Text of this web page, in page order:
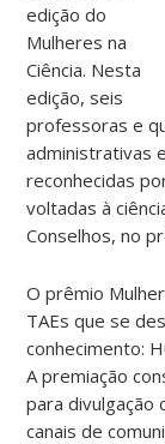
edição do
Mulheres na
Ciência. Nesta
edição, seis
professoras e
administrativas
reconhecidas
voltadas à
Conselhos, no
O prêmio
TAEs que se
conhecimento:
A premiação
para divulgação
canais de